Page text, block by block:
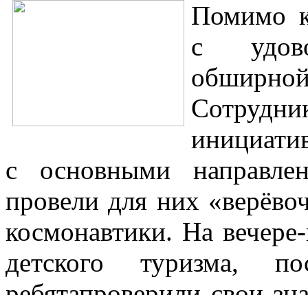
Помимо
с
с основными
провели для них
космонавтики. На
детского туризма,